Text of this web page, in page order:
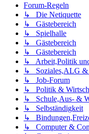
Forum-Regeln
↳ Die Netiquette
↳ Gästebereich
↳ Spielhalle
↳ Gästebereich
↳ Gästebereich
↳ Arbeit,Politik
↳ Soziales,ALG &
↳ Job-Forum
↳ Politik &
↳ Schule,Aus- &
↳ Selbständigkeit
↳
↳ Computer &